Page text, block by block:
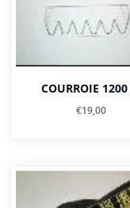
COURROIE 1200
€19,00